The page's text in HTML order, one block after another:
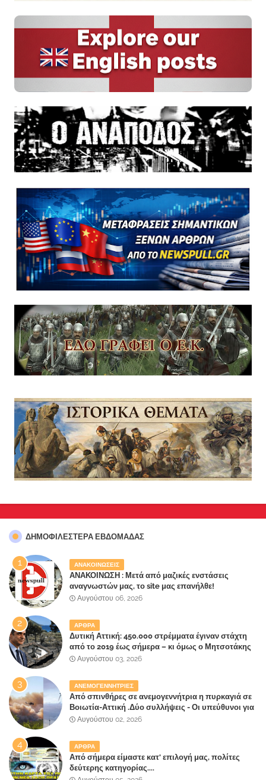
ΔΗΜΟΦΙΛΈΣΤΕΡΑ ΕΒΔΟΜΆΔΑΣ
ΑΝΑΚΟΙΝΩΣΕΙΣ
ΑΝΑΚΟΙΝΩΣΗ : Μετά από μαζικές ενστάσεις
αναγνωστών μας, το site μας επανήλθε!
Αυγούστου 06, 2026
ΑΡΘΡΑ
Δυτική Αττική: 450.000 στρέμματα έγιναν στάχτη
από το 2019 έως σήμερα – κι όμως ο Μητσοτάκης
έλαβε 40% και 45% στις εκλογές του 2023,ενώ 50%
Αυγούστου 03, 2026
ΑΝΕΜΟΓΕΝΝΗΤΡΙΕΣ
Από σπινθήρες σε ανεμογεννήτρια η πυρκαγιά σε
Βοιωτία-Αττική .Δύο συλλήψεις - Οι υπεύθυνοι για
την λάθος διαχείριση της κατάσβεσης θα
Αυγούστου 02, 2026
ΑΡΘΡΑ
Από σήμερα είμαστε κατ' επιλογή μας, πολίτες
δεύτερης κατηγορίας....